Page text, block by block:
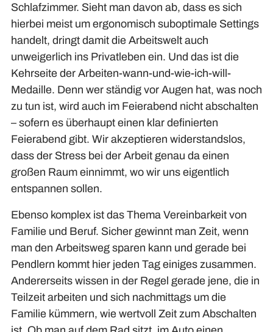
Schlafzimmer. Sieht man davon ab, dass es sich
hierbei meist um ergonomisch suboptimale Settings
handelt, dringt damit die Arbeitswelt auch
unweigerlich ins Privatleben ein. Und das ist die
Kehrseite der Arbeiten-wann-und-wie-ich-will-
Medaille. Denn wer ständig vor Augen hat, was noch
zu tun ist, wird auch im Feierabend nicht abschalten
– sofern es überhaupt einen klar definierten
Feierabend gibt. Wir akzeptieren widerstandslos,
dass der Stress bei der Arbeit genau da einen
großen Raum einnimmt, wo wir uns eigentlich
entspannen sollen.
Ebenso komplex ist das Thema Vereinbarkeit von
Familie und Beruf. Sicher gewinnt man Zeit, wenn
man den Arbeitsweg sparen kann und gerade bei
Pendlern kommt hier jeden Tag einiges zusammen.
Andererseits wissen in der Regel gerade jene, die in
Teilzeit arbeiten und sich nachmittags um die
Familie kümmern, wie wertvoll Zeit zum Abschalten